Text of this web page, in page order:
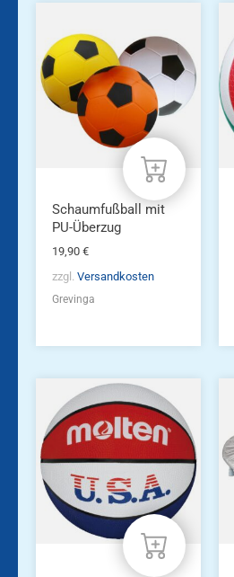
Schaumfußball mit
PU-Überzug
19,90 €
zzgl. Versandkosten
Grevinga